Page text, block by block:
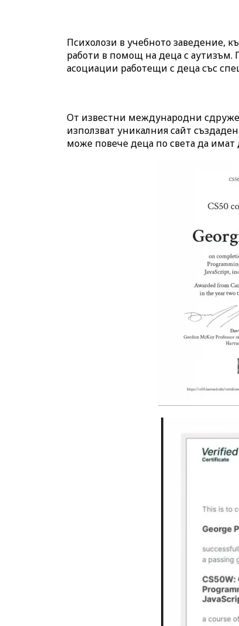
Психолози в учебното заведение,
работи в помощ на деца с аутизъм.
асоциации работещи с деца със
От известни международни
използват уникалния сайт
може повече деца по света да